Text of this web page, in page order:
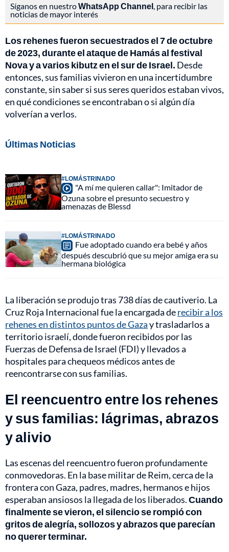
Síganos en nuestroWhatsApp Channel , para recibir las
noticias de mayor interés
Los rehenes fueron secuestrados el 7 de octubre
de 2023, durante el ataque de Hamás al festival
Nova y a varios kibutz en el sur de Israel. Desde
entonces, sus familias vivieron en una incertidumbre
constante, sin saber si sus seres queridos estaban vivos,
en qué condiciones se encontraban o si algún día
volverían a verlos.
Últimas Noticias
#LOMÁSTRINADO
"A mí me quieren callar": Imitador de
Ozuna sobre el presunto secuestro y
amenazas de Blessd
#LOMÁSTRINADO
Fue adoptado cuando era bebé y años
después descubrió que su mejor amiga era su
hermana biológica
La liberación se produjo tras 738 días de cautiverio. La
Cruz Roja Internacional fue la encargada derecibir a los
rehenes en distintos puntos de Gazay trasladarlos a
territorio israelí, donde fueron recibidos por las
Fuerzas de Defensa de Israel (FDI) y llevados a
hospitales para chequeos médicos antes de
reencontrarse con sus familias.
El reencuentro entre los rehenes
y sus familias: lágrimas, abrazos
y alivio
Las escenas del reencuentro fueron profundamente
conmovedoras. En la base militar de Reim, cerca de la
frontera con Gaza, padres, madres, hermanos e hijos
esperaban ansiosos la llegada de los liberados.Cuando
finalmente se vieron, el silencio se rompió con
gritos de alegría, sollozos y abrazos que parecían
no querer terminar.